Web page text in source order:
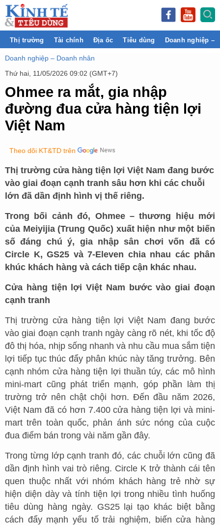
Thị trường Tài chính Địa ốc Tiêu dùng Doanh nghiệp –
Doanh nghiệp – Doanh nhân
Thứ hai, 11/05/2026 09:02 (GMT+7)
Ohmee ra mắt, gia nhập
đường đua cửa hàng tiện lợi
Việt Nam
Theo dõi KT&TD trên
Thị trường cửa hàng tiện lợi Việt Nam đang bước
vào giai đoạn cạnh tranh sâu hơn khi các chuỗi
lớn đã dần định hình vị thế riêng.
Trong bối cảnh đó, Ohmee – thương hiệu mới
của Meiyijia (Trung Quốc) xuất hiện như một biến
số đáng chú ý, gia nhập sân chơi vốn đã có
Circle K, GS25 và 7-Eleven chia nhau các phân
khúc khách hàng và cách tiếp cận khác nhau.
Cửa hàng tiện lợi Việt Nam bước vào giai đoạn
cạnh tranh
Thị trường cửa hàng tiện lợi Việt Nam đang bước
vào giai đoạn cạnh tranh ngày càng rõ nét, khi tốc độ
đô thị hóa, nhịp sống nhanh và nhu cầu mua sắm tiện
lợi tiếp tục thúc đẩy phân khúc này tăng trưởng. Bên
cạnh nhóm cửa hàng tiện lợi thuần túy, các mô hình
mini-mart cũng phát triển mạnh, góp phần làm thị
trường trở nên chật chội hơn. Đến đầu năm 2026,
Việt Nam đã có hơn 7.400 cửa hàng tiện lợi và mini-
mart trên toàn quốc, phản ánh sức nóng của cuộc
đua điểm bán trong vài năm gần đây.
Trong từng lớp cạnh tranh đó, các chuỗi lớn cũng đã
dần định hình vai trò riêng. Circle K trở thành cái tên
quen thuộc nhất với nhóm khách hàng trẻ nhờ sự
hiện diện dày và tính tiện lợi trong nhiều tình huống
tiêu dùng hàng ngày. GS25 lại tạo khác biệt bằng
cách đẩy mạnh yếu tố trải nghiệm, biến cửa hàng